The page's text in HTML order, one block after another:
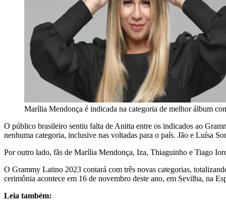
Marília Mendonça é indicada na categoria de melhor álbum
O público brasileiro sentiu falta de Anitta entre os indicados ao
nenhuma categoria, inclusive nas voltadas para o país. Jão e Luísa
Por outro lado, fãs de Marília Mendonça, Iza, Thiaguinho e Tiago
O Grammy Latino 2023 contará com três novas categorias,
cerimônia acontece em 16 de novembro deste ano, em Sevilha, na
Leia também: